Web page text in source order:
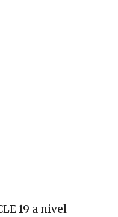
19 a nivel